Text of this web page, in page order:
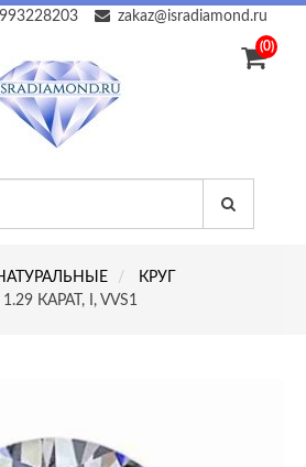
zakaz@isradiamond.ru
(0)
КРУГ
КАРАТ, I, VVS1